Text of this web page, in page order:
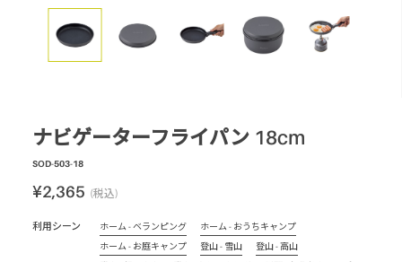
アクセサリー
ナビゲーターフライパン 18cm
SOD-503-18
¥2,365 (税込)
利用シーン ホーム - ベランピング
ホーム - おうちキャンプ
ホーム - お庭キャンプ
登山 - 雪山
登山 - 高山